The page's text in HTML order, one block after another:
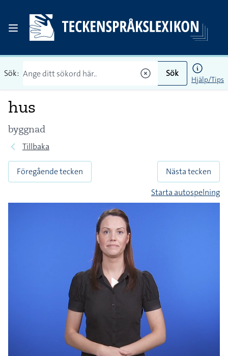
Sök: Sök
Hjälp/Tips
hus
byggnad
Tillbaka
Föregående tecken
Nästa tecken
Starta autospelning
Play